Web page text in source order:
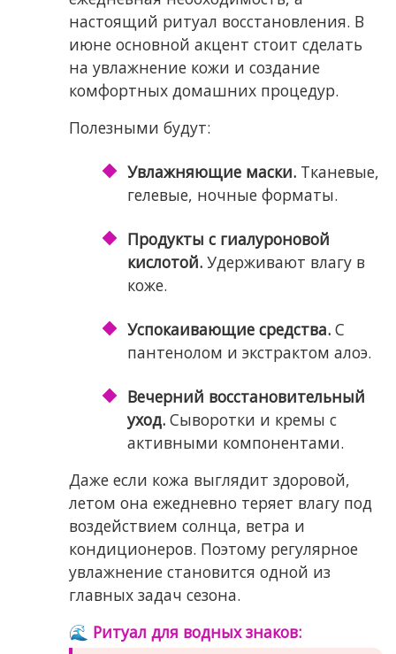
настоящий ритуал восстановления. В
июне основной акцент стоит сделать
на увлажнение кожи и создание
комфортных домашних процедур.
Полезными будут:
Увлажняющие маски.Тканевые,
гелевые, ночные форматы.
Продукты с гиалуроновой
кислотой.Удерживают влагу в
коже.
Успокаивающие средства.С
пантенолом и экстрактом алоэ.
Вечерний восстановительный
уход.Сыворотки и кремы с
активными компонентами.
Даже если кожа выглядит здоровой,
летом она ежедневно теряет влагу под
воздействием солнца, ветра и
кондиционеров. Поэтому регулярное
увлажнение становится одной из
главных задач сезона.
🌊 Ритуал для водных знаков: